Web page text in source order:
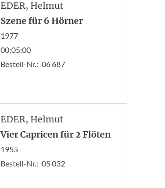
EDER, Helmut
Szene für 6 Hörner
1977
00:05:00
Bestell-Nr.: 06 687
EDER, Helmut
Vier Capricen für 2 Flöten
1955
Bestell-Nr.: 05 032